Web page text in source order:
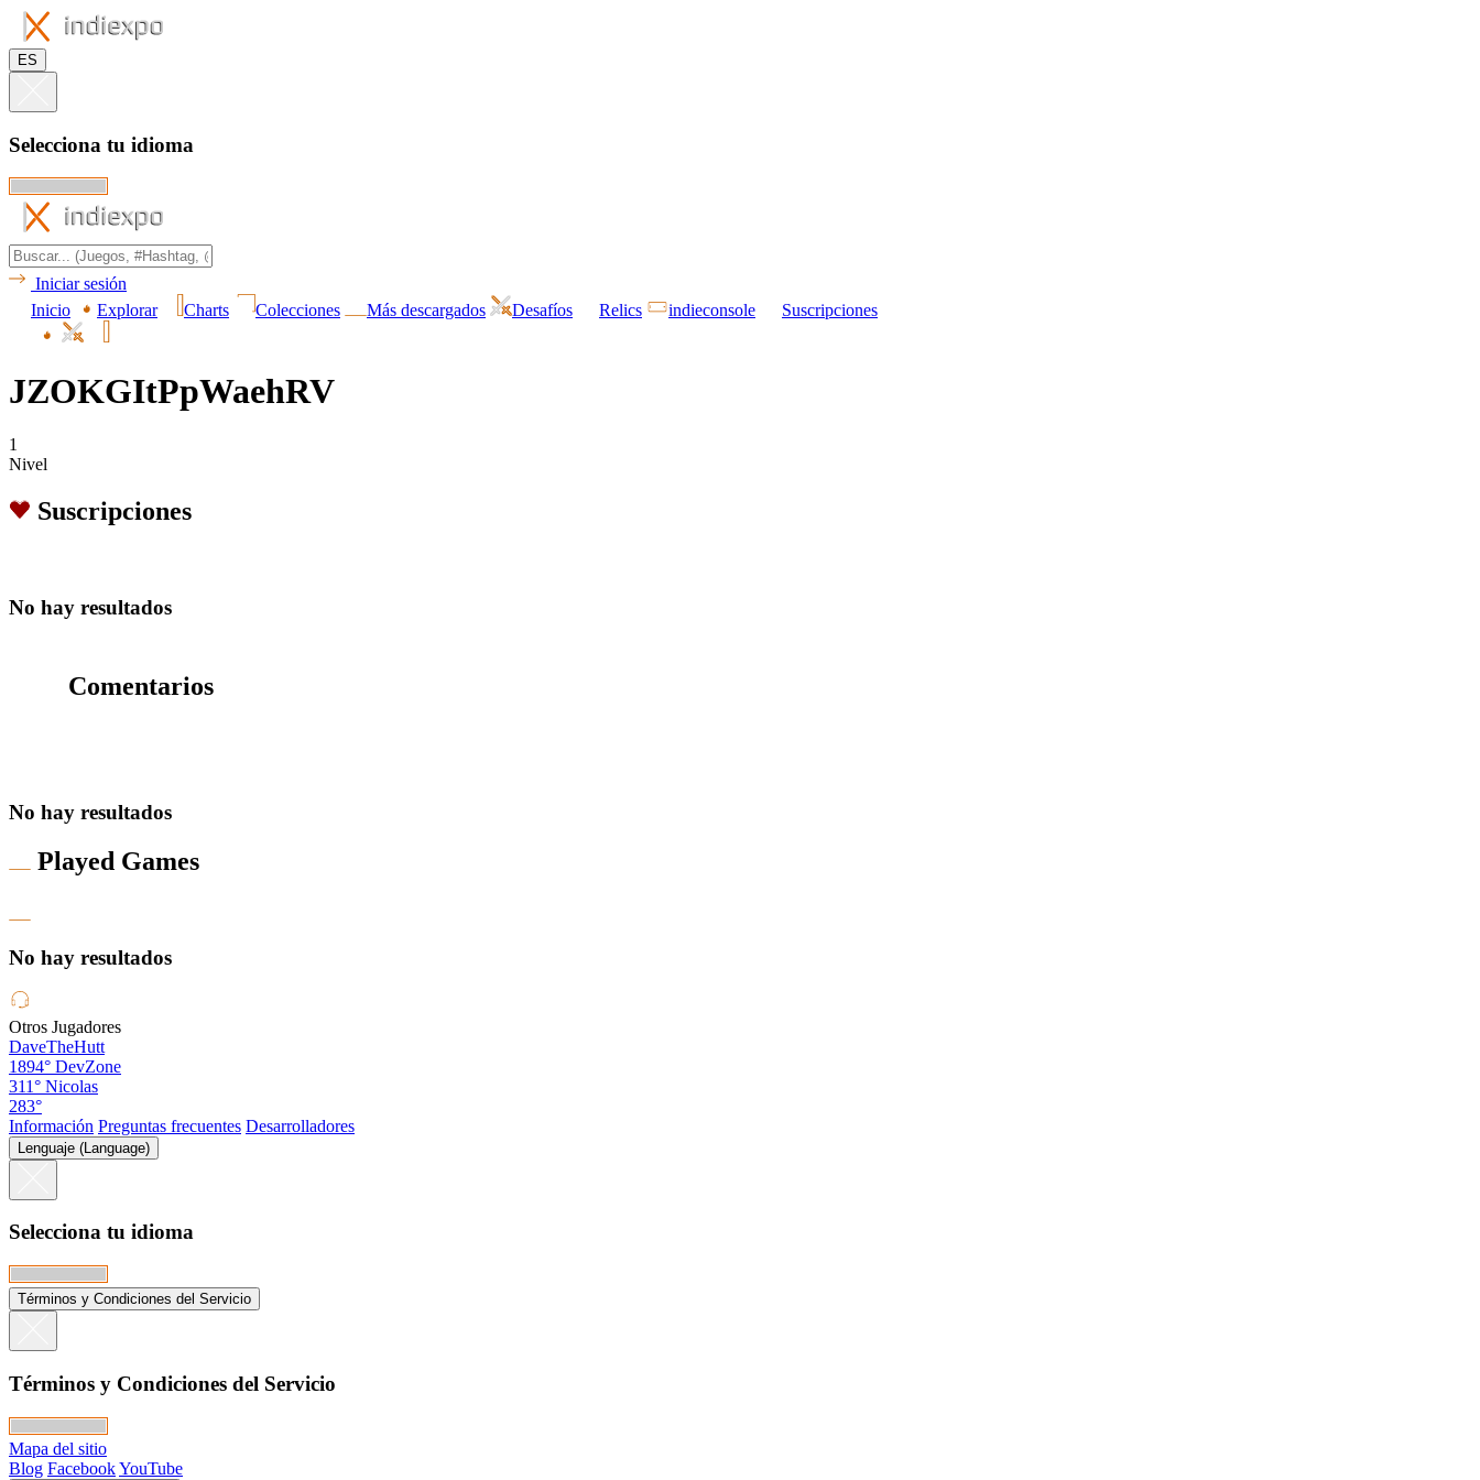
ES
Selecciona tu idioma
Iniciar sesión
Inicio
Explorar Charts Colecciones Más descargados Desafíos Relics indieconsole Suscripciones
JZOKGItPpWaehRV
1
Nivel
Suscripciones
No hay resultados
Comentarios
No hay resultados
Played Games
No hay resultados
Otros Jugadores
DaveTheHutt
1894° DevZone
311° Nicolas
283°
Información Preguntas frecuentes Desarrolladores
Lenguaje (Language)
Selecciona tu idioma
Términos y Condiciones del Servicio
Términos y Condiciones del Servicio
Mapa del sitio
Blog FacebookYouTube